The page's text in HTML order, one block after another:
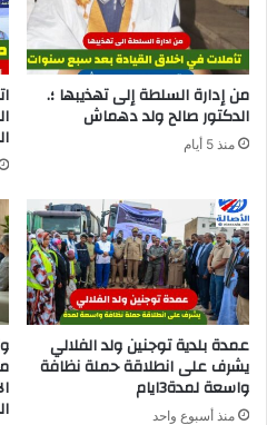
من إدارة السلطة إلى تهذيبها ؛.
الدكتور صالح ولد دهماش
منذ 5 أيام
عمدة بلدية توجنين ولد الفلالي
يشرف على انطلاقة حملة نظافة
واسعة لمدة3ايام
منذ أسبوع واحد